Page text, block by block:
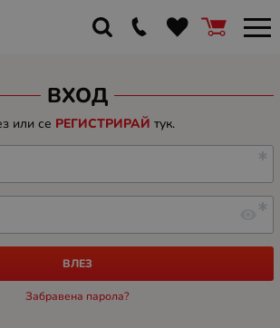
ВХОД
или се РЕГИСТРИРАЙ тук.
ВЛЕЗ
Забравена парола?